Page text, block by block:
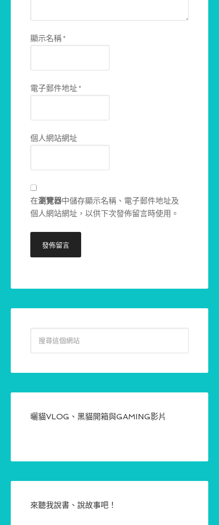
顯示名稱*
電子郵件地址*
個人網站網址
在瀏覽器中儲存顯示名稱、電子郵件地址及
個人網站網址，以供下次發佈留言時使用。
曬貓VLOG、黑貓開箱與GAMING影片
來聽我說書、說故事吧！